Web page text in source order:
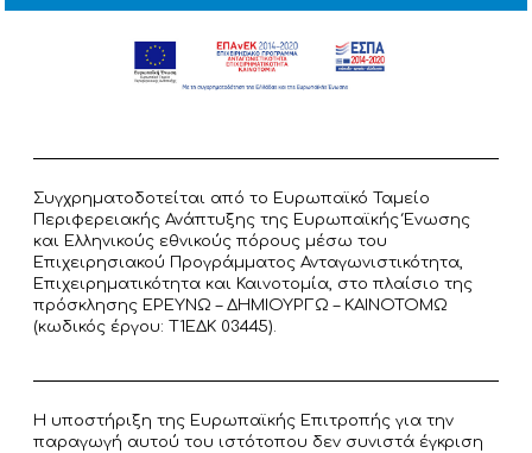
Συγχρηματοδοτείται από το Ευρωπαϊκό Ταμείο
Περιφερειακής Ανάπτυξης της Ευρωπαϊκής Ένωσης
και Ελληνικούς εθνικούς πόρους μέσω του
Επιχειρησιακού Προγράμματος Ανταγωνιστικότητα,
Επιχειρηματικότητα και Καινοτομία, στο πλαίσιο της
πρόσκλησης ΕΡΕΥΝΩ – ΔΗΜΙΟΥΡΓΩ – ΚΑΙΝΟΤΟΜΩ
(κωδικός έργου: T1ΕΔΚ 03445).
Η υποστήριξη της Ευρωπαϊκής Επιτροπής για την
παραγωγή αυτού του ιστότοπου δεν συνιστά έγκριση